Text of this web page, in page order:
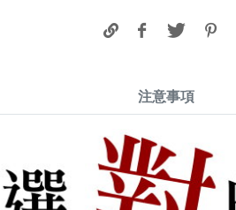
注意事項